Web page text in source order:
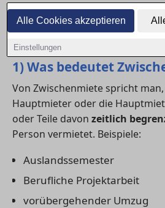
Alle Cookies akzeptieren
Einstellungen
einewohnungoder ein WG-
möchte, sollte daher die
1) Was bedeutet
Von Zwischenmiete spricht
Hauptmieter oder die
oder Teile davon zeitlich
Person vermietet. Beispiele:
Auslandssemester
Berufliche Projektarbeit
vorübergehender Umzug